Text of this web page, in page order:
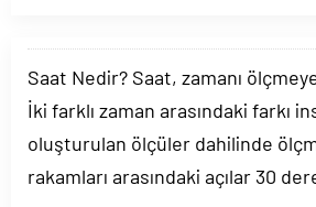
Saat Nedir? Saat, zamanı
İki farklı zaman arasındaki farkı
oluşturulan ölçüler dahilinde
rakamları arasındaki açılar 30